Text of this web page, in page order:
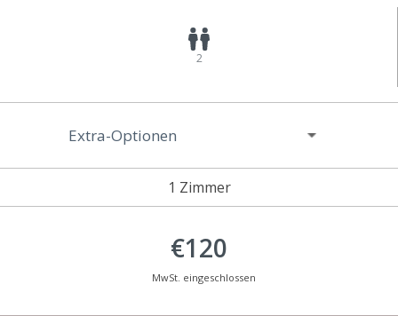
2
1 Zimmer
Extra-Optionen
€120
MwSt. eingeschlossen